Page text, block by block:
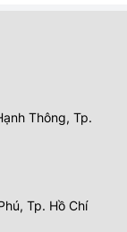
Thông, Tp.
Tp. Hồ Chí